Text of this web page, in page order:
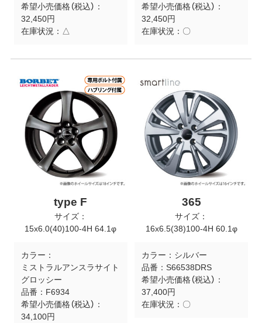
希望小売価格（税込）：
32,450円
在庫状況： △
希望小売価格（税込）：
32,450円
在庫状況： 〇
type F
サイズ：
15x6.0(40)100-4H 64.1φ
カラー：
ミストラルアンスラサイト
グロッシー
品番： F6934
希望小売価格（税込）：
34,100円
365
サイズ：
16x6.5(38)100-4H 60.1φ
カラー： シルバー
品番： S66538DRS
希望小売価格（税込）：
37,400円
在庫状況： 〇